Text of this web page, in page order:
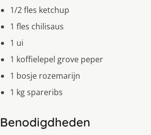
1/2 fles ketchup
1 fles chilisaus
1 ui
1 koffielepel grove peper
1 bosje rozemarijn
1 kg spareribs
Benodigdheden